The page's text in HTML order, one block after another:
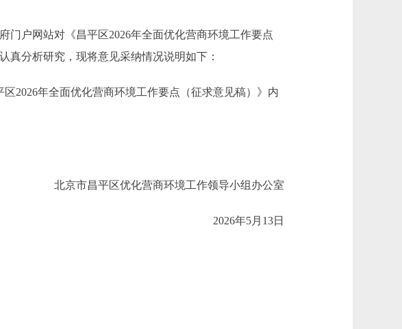
户网站对《昌平区2026年全面优化营商环境工作要点
真分析研究，现将意见采纳情况说明如下：
年全面优化营商环境工作要点（征求意见稿）》内
北京市昌平区优化营商环境工作领导小组办公室
2026年5月13日